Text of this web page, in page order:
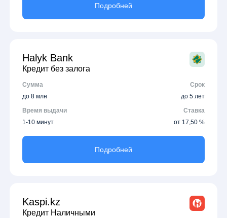
Подробней
Halyk Bank
Кредит без залога
Сумма
Срок
до 8 млн
до 5 лет
Время выдачи
Ставка
1-10 минут
от 17,50 %
Подробней
Kaspi.kz
Кредит Наличными